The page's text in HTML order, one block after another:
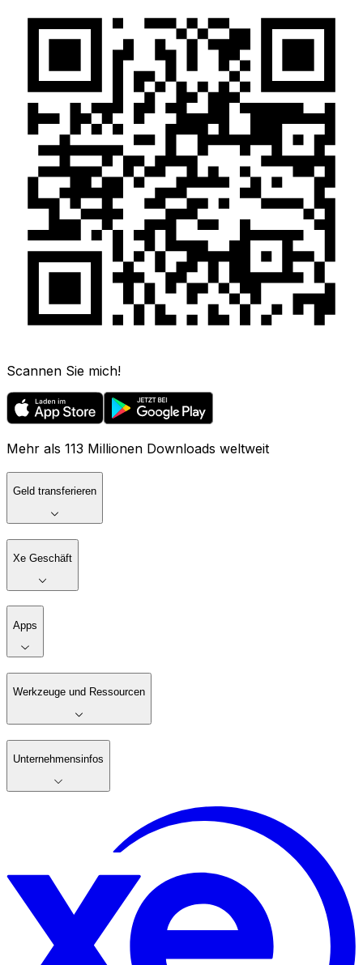
Scannen Sie mich!
Mehr als 113 Millionen Downloads weltweit
Geld transferieren
Xe Geschäft
Apps
Werkzeuge und Ressourcen
Unternehmensinfos